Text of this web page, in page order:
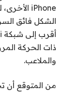
ذات الحركة
والملاعب.